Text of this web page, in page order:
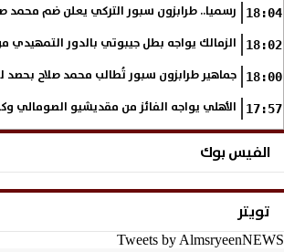
18:04 رسميا.. طرابزون سبور التركي يعلن ضم محمد
18:02 الزمالك يواجه بطل جيبوتي بالدور التمهيدي
18:00 جماهير طرابزون سبور تُطالب محمد صلاح بحصد
17:57 الأهلي يواجه الفائز من مقديشيو الصومالي
الفيس بوك
تويتر
Tweets by AlmsryeenNEWS